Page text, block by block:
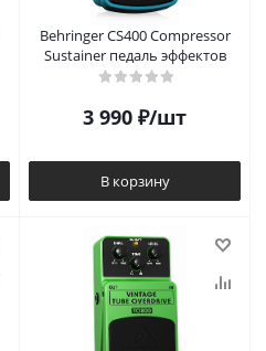
Behringer CS400 Compressor
Sustainer педаль эффектов
3 990 ₽/шт
В корзину